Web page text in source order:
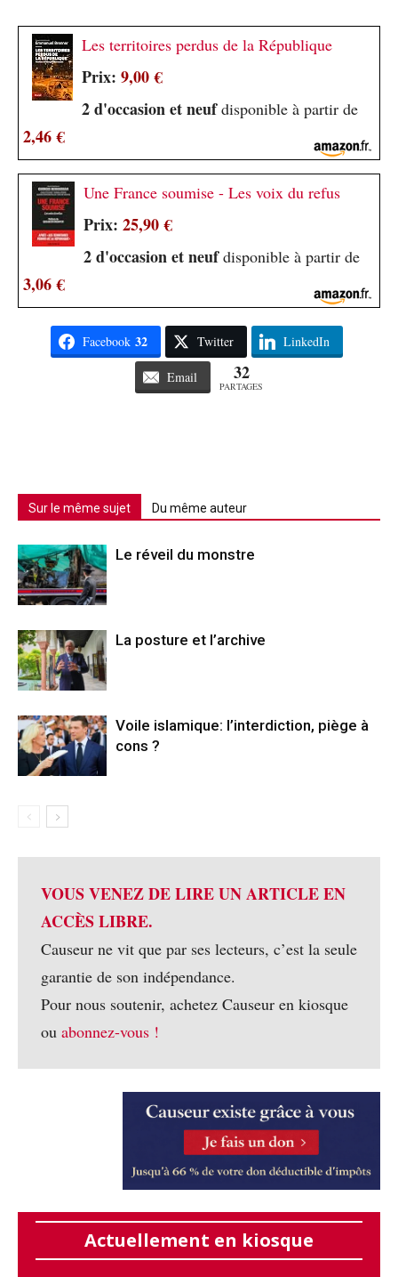
Les territoires perdus de la République
Prix: 9,00 €
2 d'occasion et neufdisponible à partir de
2,46 €
Une France soumise - Les voix du refus
Prix: 25,90 €
2 d'occasion et neufdisponible à partir de
3,06 €
Facebook 32 Twitter LinkedIn
Email 32
PARTAGES
Sur le même sujet Du même auteur
Le réveil du monstre
La posture et l’archive
Voile islamique: l’interdiction, piège à
cons ?
VOUS VENEZ DE LIRE UN ARTICLE EN
ACCÈS LIBRE.
Causeur ne vit que par ses lecteurs, c’est la seule
garantie de son indépendance.
Pour nous soutenir, achetez Causeur en kiosque
ou abonnez-vous !
Actuellement en kiosque